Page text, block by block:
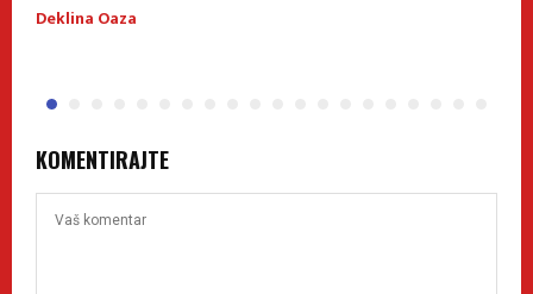
Deklina Oaza
KOMENTIRAJTE